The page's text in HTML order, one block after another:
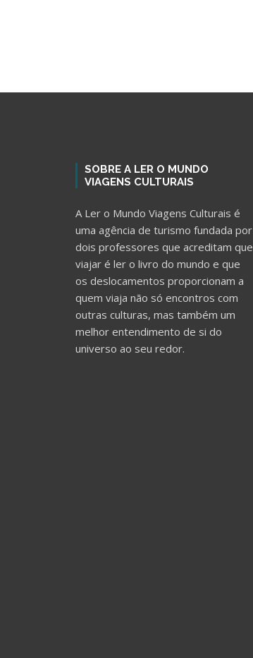
SOBRE A LER O MUNDO
VIAGENS CULTURAIS
A Ler o Mundo Viagens Culturais é
uma agência de turismo fundada por
dois professores que acreditam que
viajar é ler o livro do mundo e que
os deslocamentos proporcionam a
quem viaja não só encontros com
outras culturas, mas também um
melhor entendimento de si do
universo ao seu redor.